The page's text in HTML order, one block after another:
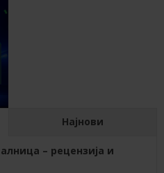
Најнови
– рецензија и